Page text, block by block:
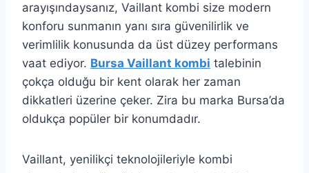
arayışındaysanız, Vaillant kombi size modern
konforu sunmanın yanı sıra güvenilirlik ve
verimlilik konusunda da üst düzey performans
vaat ediyor. Bursa Vaillant kombi talebinin
çokça olduğu bir kent olarak her zaman
dikkatleri üzerine çeker. Zira bu marka Bursa’da
oldukça popüler bir konumdadır.
Vaillant, yenilikçi teknolojileriyle kombi